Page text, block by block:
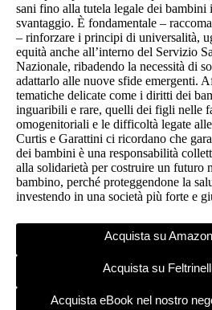
sani fino alla tutela legale dei bambini
svantaggio. È fondamentale –
– rinforzare i principi di universalità,
equità anche all’interno del Servizio
Nazionale, ribadendo la necessità di
adattarlo alle nuove sfide emergenti.
tematiche delicate come i diritti dei
inguaribili e rare, quelli dei figli nelle
omogenitoriali e le difficoltà legate
Curtis e Garattini ci ricordano che
dei bambini è una responsabilità
alla solidarietà per costruire un futuro
bambino, perché proteggendone la
investendo in una società più forte e
Acquista su Amazon
Acquista su
Acquista eBook nel nostro